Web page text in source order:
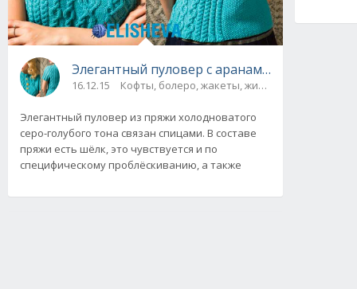
Элегантный пуловер с аранами из журнала
16.12.15 Кофты, болеро, жакеты, жилеты, пуловеры и
Элегантный пуловер из пряжи холодноватого
серо-голубого тона связан спицами. В составе
пряжи есть шёлк, это чувствуется и по
специфическому проблёскиванию, а также